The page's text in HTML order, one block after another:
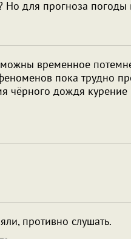
Но для прогноза
временное
пока трудно
чёрного дождя
противно слушать.